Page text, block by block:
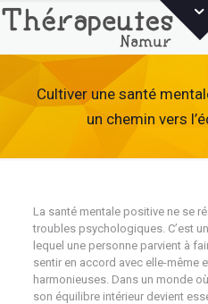
Cultiver une santé
un chemin vers
La santé mentale positive ne se
troubles psychologiques. C’est
lequel une personne parvient à
sentir en accord avec elle-même
harmonieuses. Dans un monde
son équilibre intérieur devient